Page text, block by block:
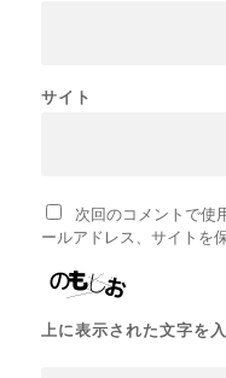
サイト
次回のコメントで使
ールアドレス、サイトを
上に表示された文字を